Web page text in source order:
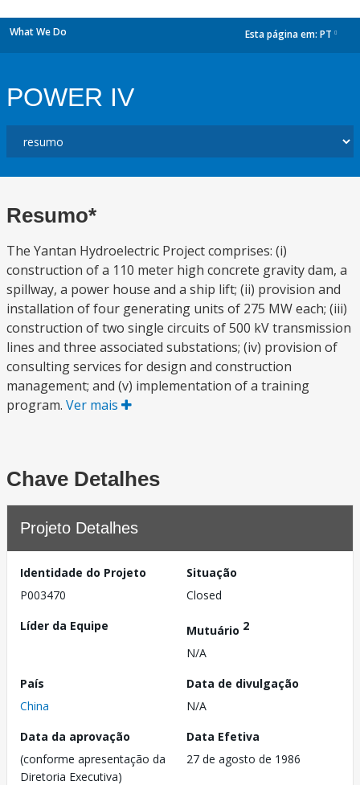
What We Do Esta página em: PT
POWER IV
Resumo*
The Yantan Hydroelectric Project comprises: (i)
construction of a 110 meter high concrete gravity dam, a
spillway, a power house and a ship lift; (ii) provision and
installation of four generating units of 275 MW each; (iii)
construction of two single circuits of 500 kV transmission
lines and three associated substations; (iv) provision of
consulting services for design and construction
management; and (v) implementation of a training
program. Ver mais
Chave Detalhes
Projeto Detalhes
Identidade do Projeto
P003470
Situação
Closed
Líder da Equipe
Mutuário 2
N/A
País
China
Data de divulgação
N/A
Data da aprovação
(conforme apresentação da
Diretoria Executiva)
Data Efetiva
27 de agosto de 1986